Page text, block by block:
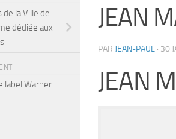
JEAN
PAR JEAN-PAUL · 30
JEAN
la Ville de
dédiée aux
label Warner